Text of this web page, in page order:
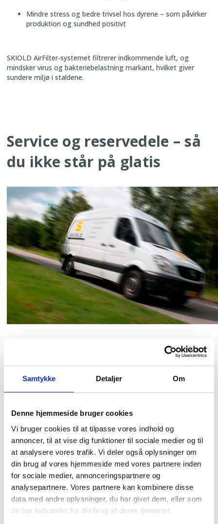
Samtykke Detaljer Om
Denne hjemmeside bruger cookies
Vi bruger cookies til at tilpasse vores indhold og
annoncer, til at vise dig funktioner til sociale medier og til
at analysere vores trafik. Vi deler også oplysninger om
din brug af vores hjemmeside med vores partnere inden
for sociale medier, annonceringspartnere og
analysepartnere. Vores partnere kan kombinere disse
data med andre oplysninger, du har givet dem, eller som
de har indsamlet fra din brug af deres tjenester.
Mindre stress og bedre trivsel hos dyrene – som påvirker
produktion og sundhed positivt
SKIOLD AirFilter‑systemet filtrerer indkommende luft, og
mindsker virus og bakteriebelastning markant, hvilket giver
sundere miljø i staldene.
Service og reservedele – så
du ikke står på glatis
Vi har eksperter over hele landet, som kan hjælpe med at tjekke
og servicere dit klima‑ og varmesystem, så det er klar til vinter.
styring og filtre.
En serviceaftale kan være en god investering for at undgå
nedbrud og sikre optimal drift gennem den kolde tid.
Bestil reservedele i god tid
Vinteren er ikke tidspunktet til at mangle reservedele, fx